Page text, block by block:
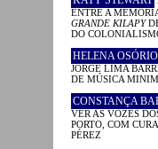
ENTRE A
GRANDE KILAPY
DO
HELENA OSÓRIO
JORGE LIMA
DE MÚSICA
CONSTANÇA
VER AS VOZES
PORTO, COM
PÉREZ